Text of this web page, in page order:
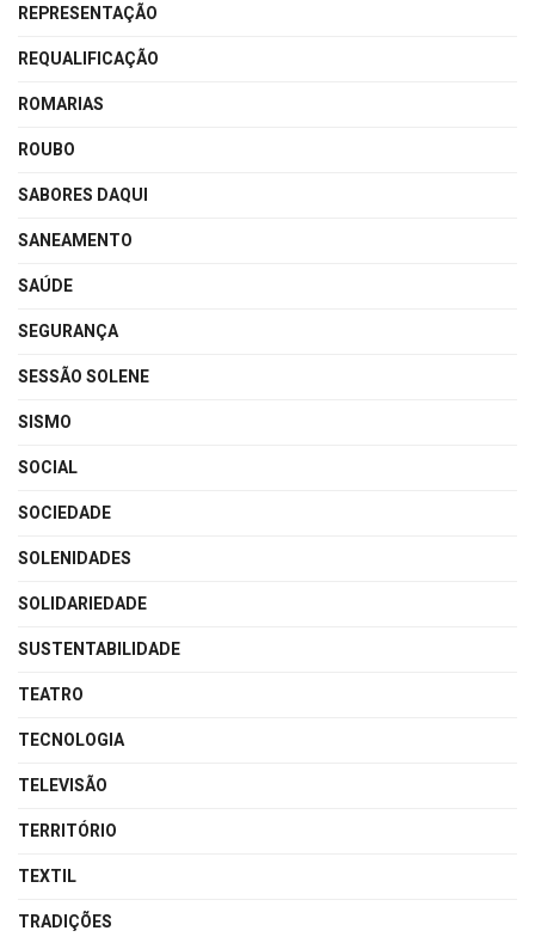
REPRESENTAÇÃO
REQUALIFICAÇÃO
ROMARIAS
ROUBO
SABORES DAQUI
SANEAMENTO
SAÚDE
SEGURANÇA
SESSÃO SOLENE
SISMO
SOCIAL
SOCIEDADE
SOLENIDADES
SOLIDARIEDADE
SUSTENTABILIDADE
TEATRO
TECNOLOGIA
TELEVISÃO
TERRITÓRIO
TEXTIL
TRADIÇÕES